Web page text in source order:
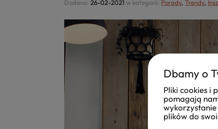
Dodano: 26-02-2021 w kategorii: Porady, Trendy,
Dbamy o
Pliki cookies i
pomagają
wykorzystanie
plików do